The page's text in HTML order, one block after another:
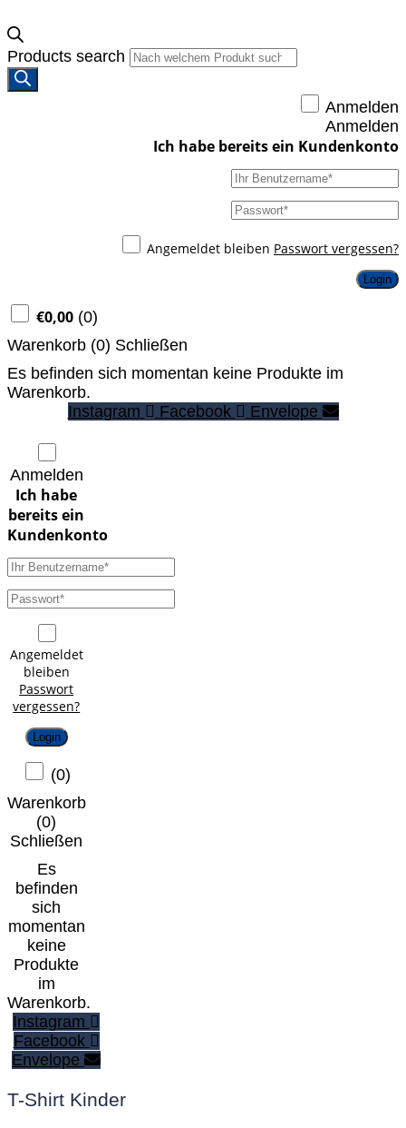
Products search
Anmelden
Anmelden
Angemeldet bleiben Passwort vergessen?
Login
€0,00 (0)
Warenkorb (0) Schließen
Es befinden sich momentan keine Produkte im
Warenkorb.
Instagram
Facebook Envelope
Anmelden
Angemeldet
bleiben
Passwort
vergessen?
Login
(0)
Warenkorb
(0)
Schließen
Es
befinden
sich
momentan
keine
Produkte
im
Warenkorb.
Instagram
Facebook
Envelope
T-Shirt Kinder